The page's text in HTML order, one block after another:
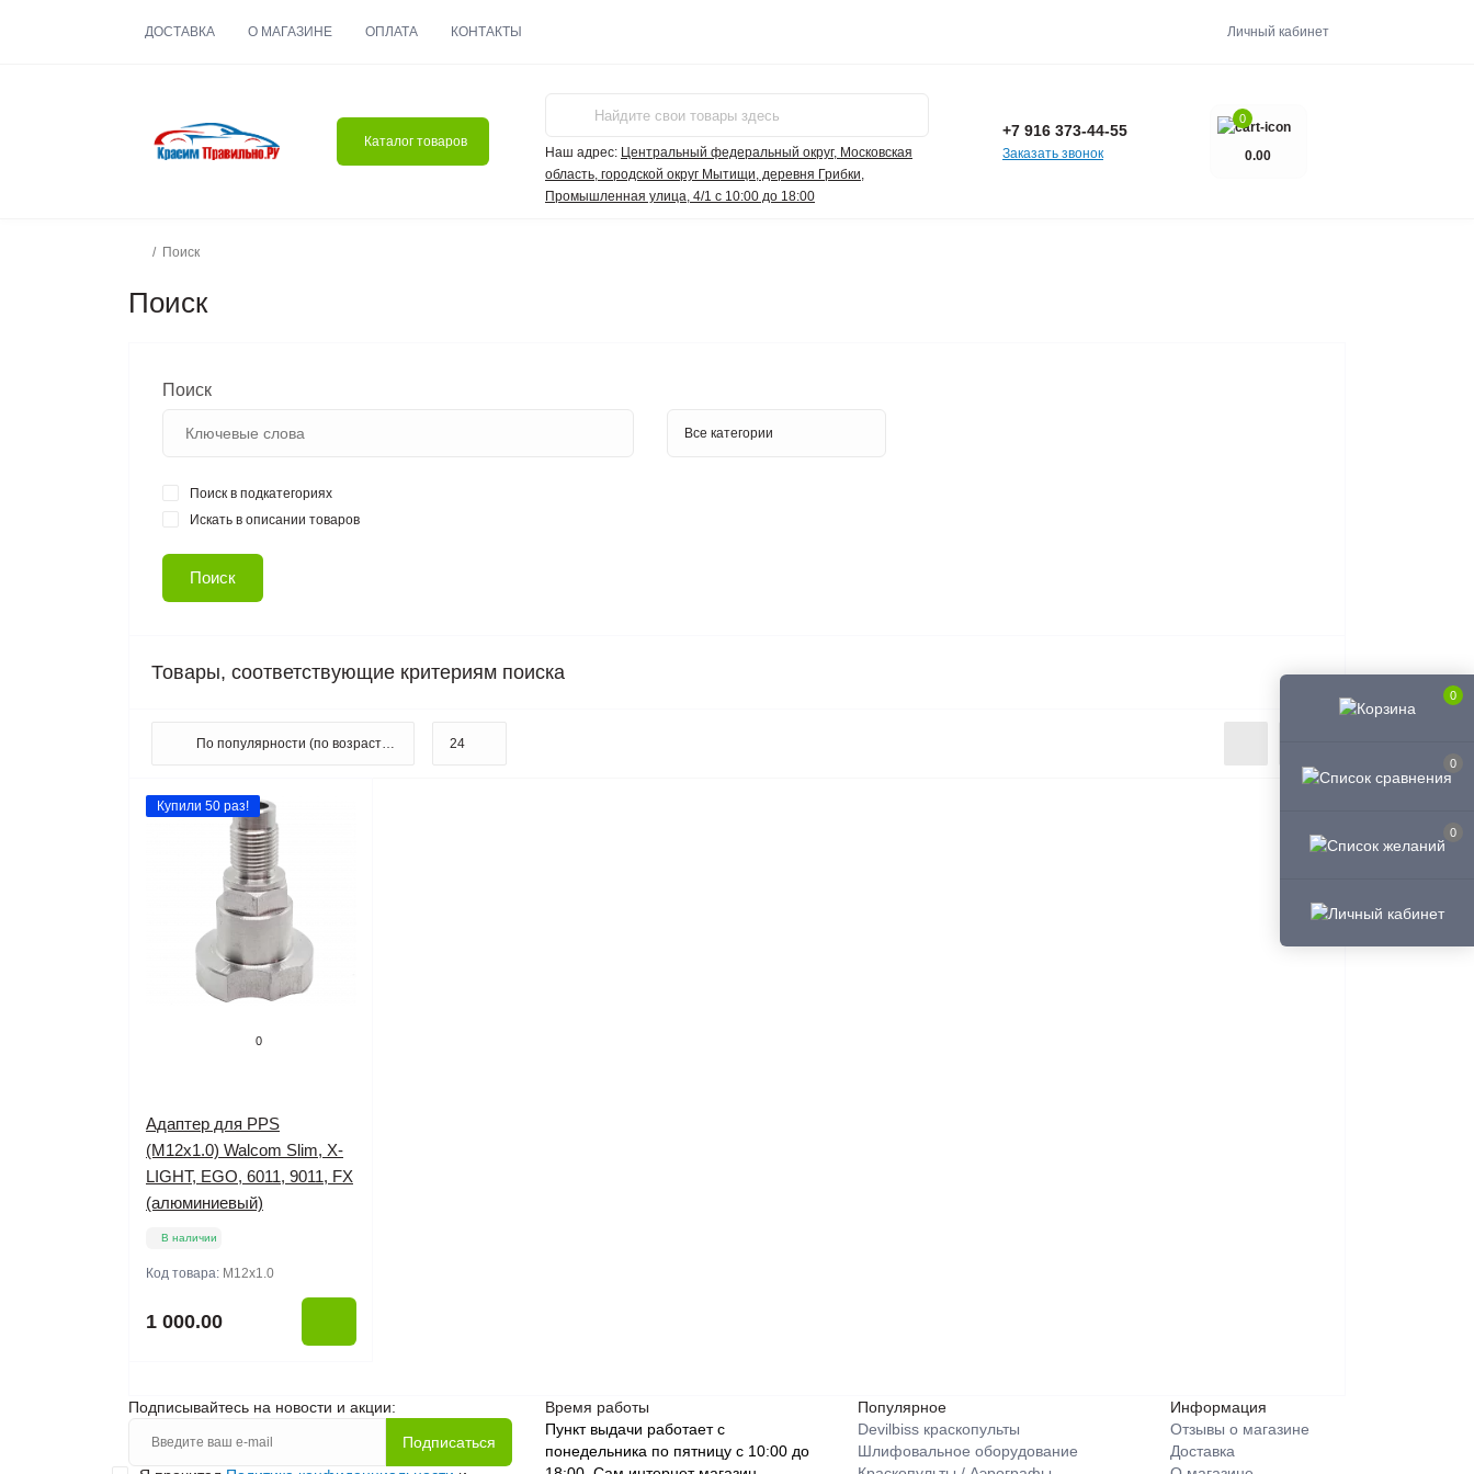
0
0
0
ДОСТАВКА О МАГАЗИНЕ ОПЛАТА КОНТАКТЫ Личный кабинет
Каталог товаров
Наш адрес: Центральный федеральный округ, Московская
область, городской округ Мытищи, деревня Грибки,
Промышленная улица, 4/1 с 10:00 до 18:00
+7 916 373-44-55
Заказать звонок
0
0.00
Поиск
Поиск
Поиск
Поиск в подкатегориях
Искать в описании товаров
Товары, соответствующие критериям поиска
Купили 50 раз!
0
Адаптер для PPS
(М12х1.0) Walcom Slim, X-
LIGHT, EGO, 6011, 9011, FX
(алюминиевый)
В наличии
Код товара: М12х1.0
1 000.00
Подписывайтесь на новости и акции:
Подписаться
Время работы
Пункт выдачи работает с
понедельника по пятницу с 10:00 до
Популярное
Devilbiss краскопульты
Шлифовальное оборудование
Информация
Отзывы о магазине
Доставка